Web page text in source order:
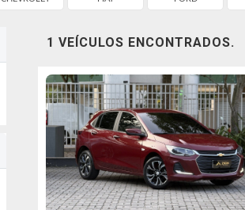
1 VEÍCULOS ENCONTRADOS.